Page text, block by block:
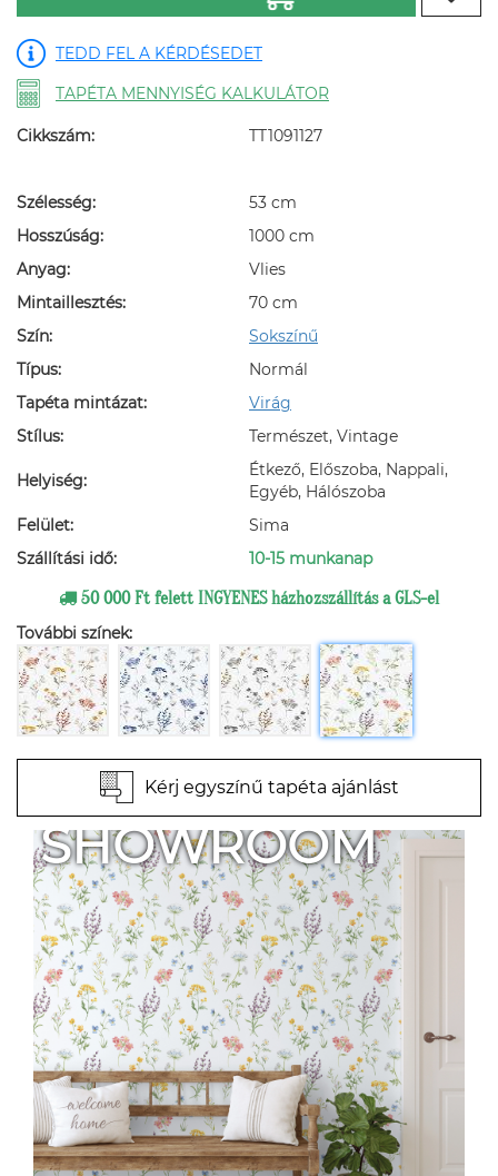
TEDD FEL A KÉRDÉSEDET
TAPÉTA MENNYISÉG KALKULÁTOR
Cikkszám: TT1091127
Szélesség:
53 cm
Hosszúság:
1000 cm
Anyag:
Vlies
Mintaillesztés:
70 cm
Szín:
Sokszínű
Típus:
Normál
Tapéta mintázat:
Virág
Stílus:
Természet, Vintage
Helyiség:
Étkező, Előszoba, Nappali,
Egyéb, Hálószoba
Felület:
Sima
Szállítási idő:
10-15 munkanap
50 000 Ft felett INGYENES házhozszállítás a GLS-el
További színek:
Kérj egyszínű tapéta ajánlást
SHOWROOM